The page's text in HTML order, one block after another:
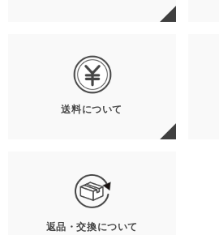
送料について
返品・交換について